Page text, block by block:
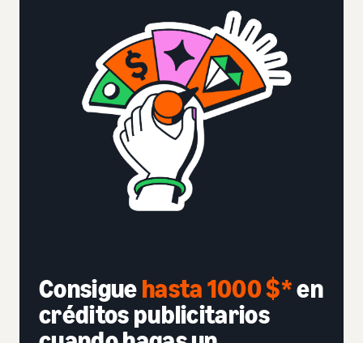
Consiguehasta 1000 $*en
créditos publicitarios